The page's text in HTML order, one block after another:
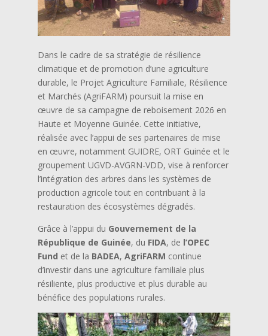
Dans le cadre de sa stratégie de résilience
climatique et de promotion d’une agriculture
durable, le Projet Agriculture Familiale, Résilience
et Marchés (AgriFARM) poursuit la mise en
œuvre de sa campagne de reboisement 2026 en
Haute et Moyenne Guinée. Cette initiative,
réalisée avec l’appui de ses partenaires de mise
en œuvre, notamment GUIDRE, ORT Guinée et le
groupement UGVD-AVGRN-VDD, vise à renforcer
l’intégration des arbres dans les systèmes de
production agricole tout en contribuant à la
restauration des écosystèmes dégradés.
Grâce à l’appui du Gouvernement de la
République de Guinée, du FIDA, de l’OPEC
Fund et de la BADEA,AgriFARM continue
d’investir dans une agriculture familiale plus
résiliente, plus productive et plus durable au
bénéfice des populations rurales.